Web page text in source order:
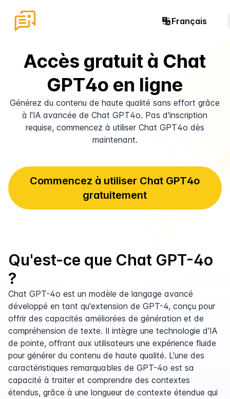
Français
Accès gratuit à Chat
GPT4o en ligne
Générez du contenu de haute qualité sans effort grâce
à l'IA avancée de Chat GPT4o. Pas d'inscription
requise, commencez à utiliser Chat GPT4o dès
maintenant.
Commencez à utiliser Chat GPT4o
gratuitement
Qu'est-ce que Chat GPT-4o
?
Chat GPT-4o est un modèle de langage avancé
développé en tant qu'extension de GPT-4, conçu pour
offrir des capacités améliorées de génération et de
compréhension de texte. Il intègre une technologie d'IA
de pointe, offrant aux utilisateurs une expérience fluide
pour générer du contenu de haute qualité. L'une des
caractéristiques remarquables de GPT-4o est sa
capacité à traiter et comprendre des contextes
étendus, grâce à une longueur de contexte étendue qui